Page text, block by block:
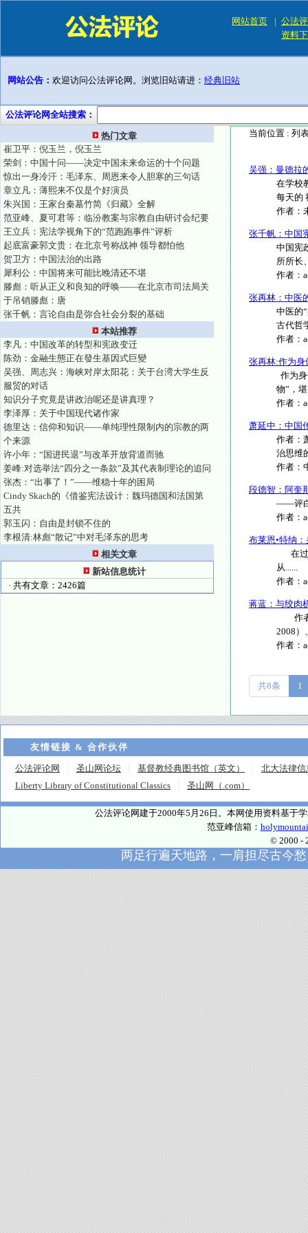
网站首页 | 公法
资料
网站公告： 欢迎访问公法评论网。浏览旧站请进： 经典旧站
公法评论网全站搜索：
热门文章
崔卫平：倪玉兰，倪玉兰
荣剑：中国十问——决定中国未来命运的十个问题
惊出一身冷汗：毛泽东、周恩来令人胆寒的三句话
章立凡：薄熙来不仅是个好演员
朱兴国：王家台秦墓竹简《归藏》全解
范亚峰、夏可君等：临汾教案与宗教自由研讨会纪要
王立兵：宪法学视角下的“范跑跑事件”评析
起底富豪郭文贵：在北京号称战神 领导都怕他
贺卫方：中国法治的出路
犀利公：中国将来可能比晚清还不堪
滕彪：听从正义和良知的呼唤——在北京市司法局关
于吊销滕彪：唐
张千帆：言论自由是弥合社会分裂的基础
本站推荐
李凡：中国改革的转型和宪政变迁
陈劲：金融生態正在發生基因式巨變
吴强、周志兴：海峡对岸太阳花：关于台湾大学生反
服贸的对话
知识分子究竟是讲政治呢还是讲真理？
李泽厚：关于中国现代诸作家
德里达：信仰和知识——单纯理性限制内的宗教的两
个来源
许小年：“国进民退”与改革开放背道而驰
姜峰:对选举法“四分之一条款”及其代表制理论的追问
张杰：“出事了！”——维稳十年的困局
Cindy Skach的《借鉴宪法设计：魏玛德国和法国第
五共
郭玉闪：自由是封锁不住的
李根清:林彪“散记”中对毛泽东的思考
相关文章
新站信息统计
· 共有文章：2426篇
当前位置 : 列
吴强：曼德
在学校
每天的
作者：
张千帆：中国
中国宪
所所长
作者：
张再林：中医
中医的
古代哲
作者：
张再林:作为身
作为
物”，
作者：
萧延中：中国
作者：
治思维
作者：
段德智：阿奎
——评白
作者：
布莱恩•特纳
在过
从......
作者：
蒋蓝：与绞肉
作者
2008）
作者：
共8条 1
友情链接 & 合作伙伴
公法评论网 圣山网论坛 基督教经典图书馆（英文）
北大法律信
Liberty Library of Constitutional Classics
圣山网（.com）
公法评论网建于2000年5月26日。本网使用资料基于
范亚峰信箱：
© 2000 -
两足行遍天地路，一肩担尽古今